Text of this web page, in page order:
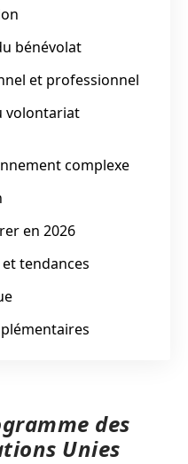
bénévolat
et professionnel
volontariat
complexe
en 2026
tendances
des
Unies